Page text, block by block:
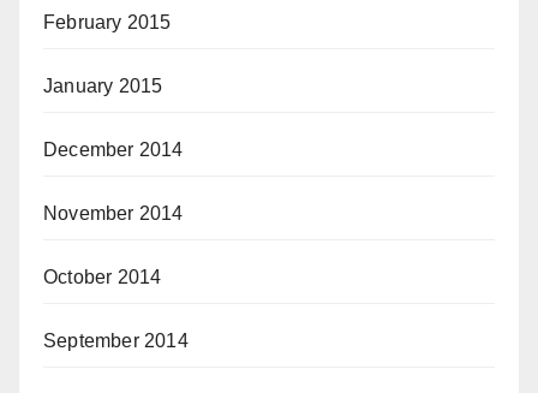
February 2015
January 2015
December 2014
November 2014
October 2014
September 2014